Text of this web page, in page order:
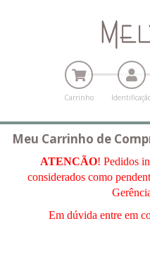
Carrinho
Meu Carrinho de
ATENCÃO! Pedidos
considerados como
Em dúvida entre em